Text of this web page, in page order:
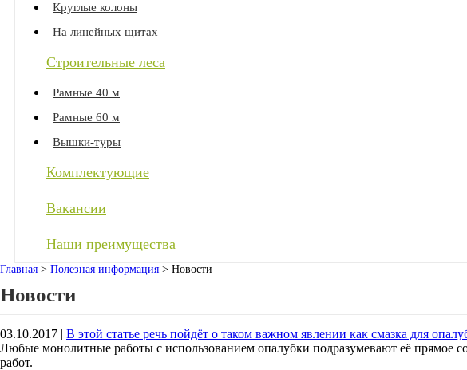
Круглые колоны
На линейных щитах
Строительные леса
Рамные 40 м
Рамные 60 м
Вышки-туры
Комплектующие
Вакансии
Наши преимущества
Главная > Полезная информация > Новости
Новости
03.10.2017 | В этой статье речь пойдёт о таком важном явлении как смазка для
Любые монолитные работы с использованием опалубки подразумевают её прямое
работ.